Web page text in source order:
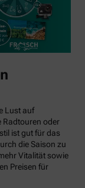
Lust auf
Radtouren oder
ist gut für das
die Saison zu
Vitalität sowie
Preisen für